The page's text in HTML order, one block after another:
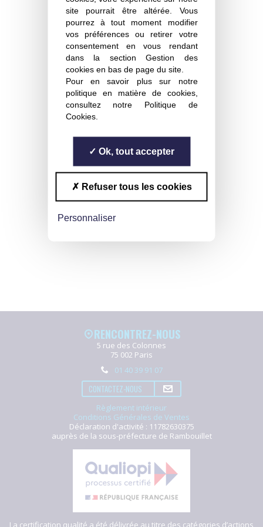
site pourrait être altérée. Vous
pourrez à tout moment modifier
vos préférences ou retirer votre
consentement en vous rendant
dans la section Gestion des
cookies en bas de page du site.
Pour en savoir plus sur notre
politique en matière de cookies,
consultez notre Politique de
Cookies.
Ok, tout accepter
Refuser tous les cookies
Personnaliser
RENCONTREZ-NOUS
5 rue des Colonnes
75 002 Paris
01 40 39 91 07
CONTACTEZ-NOUS
Règlement intérieur
Conditions Générales de Ventes
Déclaration d'activité : 11782630375
auprès de la sous-préfecture de Rambouillet
La certification qualité a été délivrée au titre des catégories d’actions